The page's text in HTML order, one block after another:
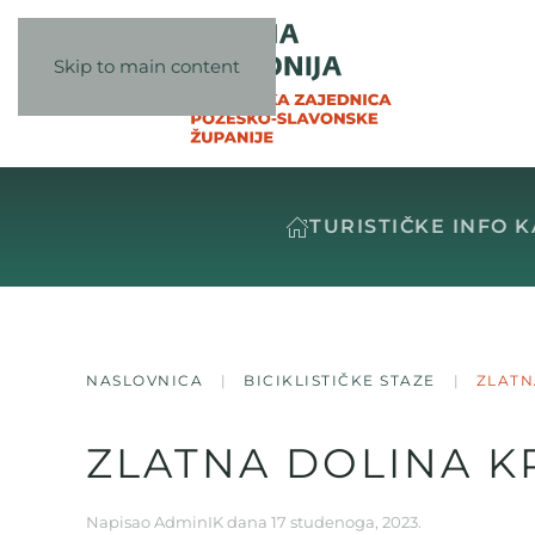
Skip to main content
TURISTIČKE INFO
NASLOVNICA BICIKLISTIČKE STAZE
ZLATNA DOLINA
NapisaoAdminIKdana 17 studenoga, 2023